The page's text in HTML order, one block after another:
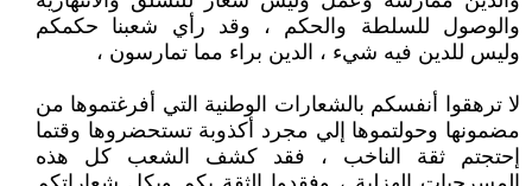
والوصول للسلطة والحكم ، وقد رأي شعبنا حكمكم
وليس للدين فيه شيء ، الدين براء مما تمارسون ،
لا ترهقوا أنفسكم بالشعارات الوطنية التي أفرغتموها من
مضمونها وحولتموها إلي مجرد أكذوبة تستحضروها وقتما
إحتجتم ثقة الناخب ، فقد كشف الشعب كل هذه